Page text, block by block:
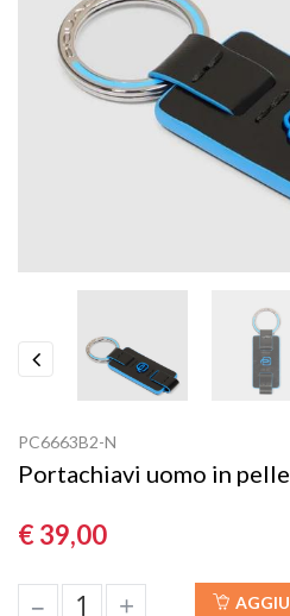
PC6663B2-N
Portachiavi uomo in pelle
€ 39,00
– +